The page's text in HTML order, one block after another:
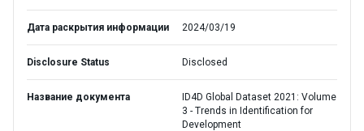
Дата раскрытия информации 2024/03/19
Disclosure Status Disclosed
Название документа
ID4D Global Dataset 2021: Volume
3 - Trends in Identification for
Development